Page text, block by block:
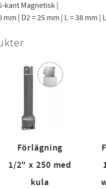
kant Magnetisk |
| D2 = 25 mm | L = 38 mm |
Förlägning
1/2" x 250 med
kula